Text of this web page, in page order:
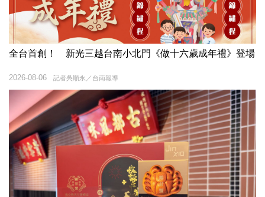
全台首創！ 新光三越台南小北門《做十六歲成年禮》登場
記者吳順永／台南報導
2026-08-06